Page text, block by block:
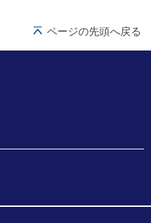
ページの先頭へ戻る